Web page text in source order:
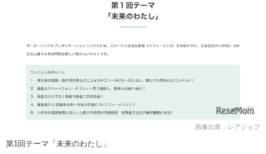
画像出典：レアジョブ
第1回テーマ「未来のわたし」